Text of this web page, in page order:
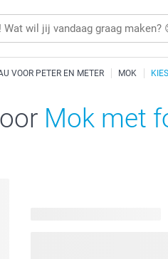
VOOR PETER EN METER MOK
Mok met